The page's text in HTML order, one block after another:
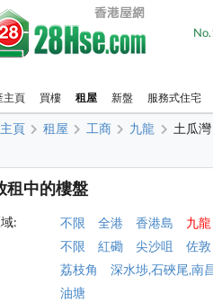
主頁 買樓 租屋 新盤 服務式住宅
頁 租屋 工商 九龍 土瓜灣
租中的樓盤
: 不限 全港 香港島 九龍
不限
紅磡 尖沙咀 佐敦
荔枝角
深水埗,石硤尾,南
油塘